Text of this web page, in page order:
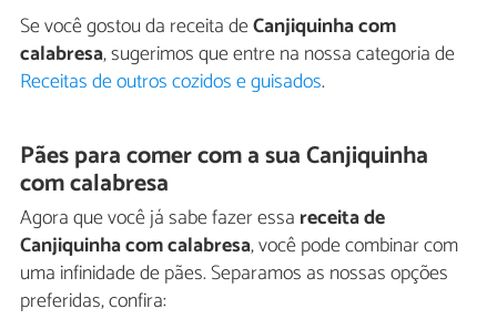
Se você gostou da receita deCanjiquinha com
calabresa, sugerimos que entre na nossa categoria de
Receitas de outros cozidos e guisados.
Pães para comer com a sua Canjiquinha
com calabresa
Agora que você já sabe fazer essa receita de
Canjiquinha com calabresa, você pode combinar com
uma infinidade de pães. Separamos as nossas opções
preferidas, confira: